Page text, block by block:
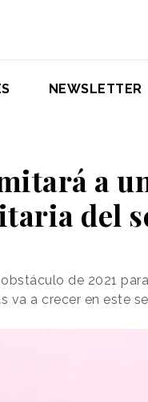
NEWSLETTER
a
del
de 2021
va a crecer en este